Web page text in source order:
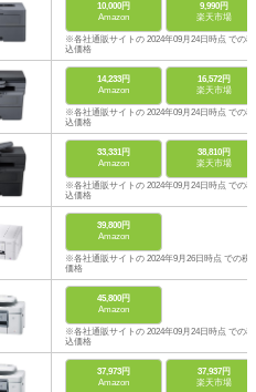
10,000円
Amazon
9,990円
楽天市場
※各社通販サイトの 2024年09月24日時点 での税
込価格
14,233円
Amazon
16,572円
楽天市場
※各社通販サイトの 2024年09月24日時点 での税
込価格
33,331円
Amazon
38,810円
楽天市場
※各社通販サイトの 2024年09月24日時点 での税
込価格
39,800円
Amazon
※各社通販サイトの 2024年9月26日時点 での税
価格
45,800円
Amazon
※各社通販サイトの 2024年09月24日時点 での税
込価格
37,973円
Amazon
37,937円
楽天市場